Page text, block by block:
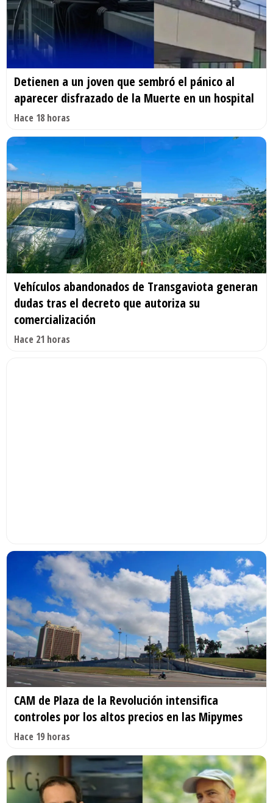
Detienen a un joven que sembró el pánico al
aparecer disfrazado de la Muerte en un hospital
Hace 18 horas
Vehículos abandonados de Transgaviota generan
dudas tras el decreto que autoriza su
comercialización
Hace 21 horas
CAM de Plaza de la Revolución intensifica
controles por los altos precios en las Mipymes
Hace 19 horas